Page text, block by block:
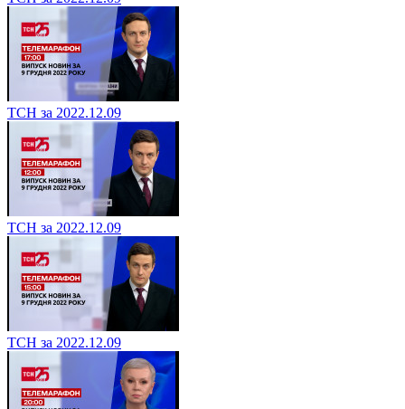
ТСН за 2022.12.09
ТСН за 2022.12.09
ТСН за 2022.12.09